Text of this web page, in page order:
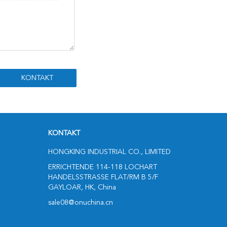
KONTAKT
HONGKING INDUSTRIAL CO., LIMITED
ERRICHTENDE 114-118 LOCHART
HANDELSSTRASSE FLAT/RM B 5/F
GAYLOAR, HK, China
sale08@onuchina.cn